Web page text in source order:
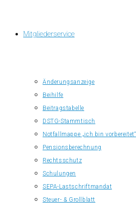
Mitgliederservice
Änderungsanzeige
Beihilfe
Beitragstabelle
DSTG-Stammtisch
Notfallmappe „ich bin vorbereitet“
Pensionsberechnung
Rechtsschutz
Schulungen
SEPA-Lastschriftmandat
Steuer- & Grollblatt